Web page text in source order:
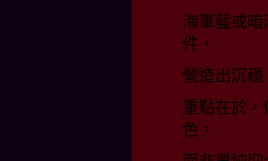
海軍藍或
件，
營造出沉
重點在於
色，